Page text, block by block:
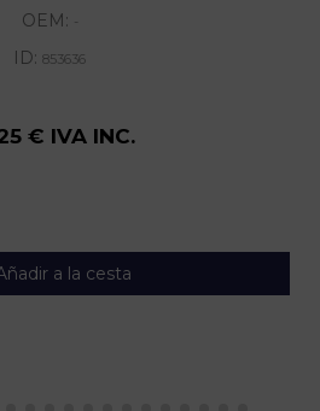
OEM: -
ID: 853636
€ IVA INC.
a la cesta